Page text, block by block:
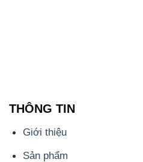
THÔNG TIN
Giới thiệu
Sản phẩm